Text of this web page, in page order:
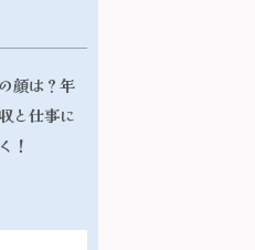
顔は？年
と仕事に
！